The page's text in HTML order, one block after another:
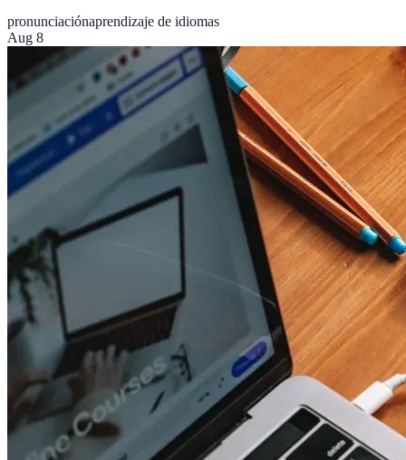
pronunciaciónaprendizaje de idiomas
Aug 8